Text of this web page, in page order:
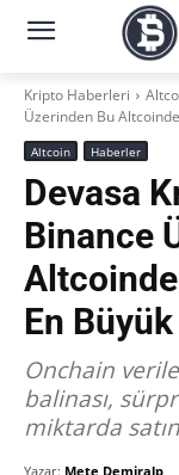
Kripto Haberleri
Üzerinden Bu
Altcoin Haberler
Devasa
Binance
En
Onchain
balinası,
miktarda
Yazar: Mete Demiralp